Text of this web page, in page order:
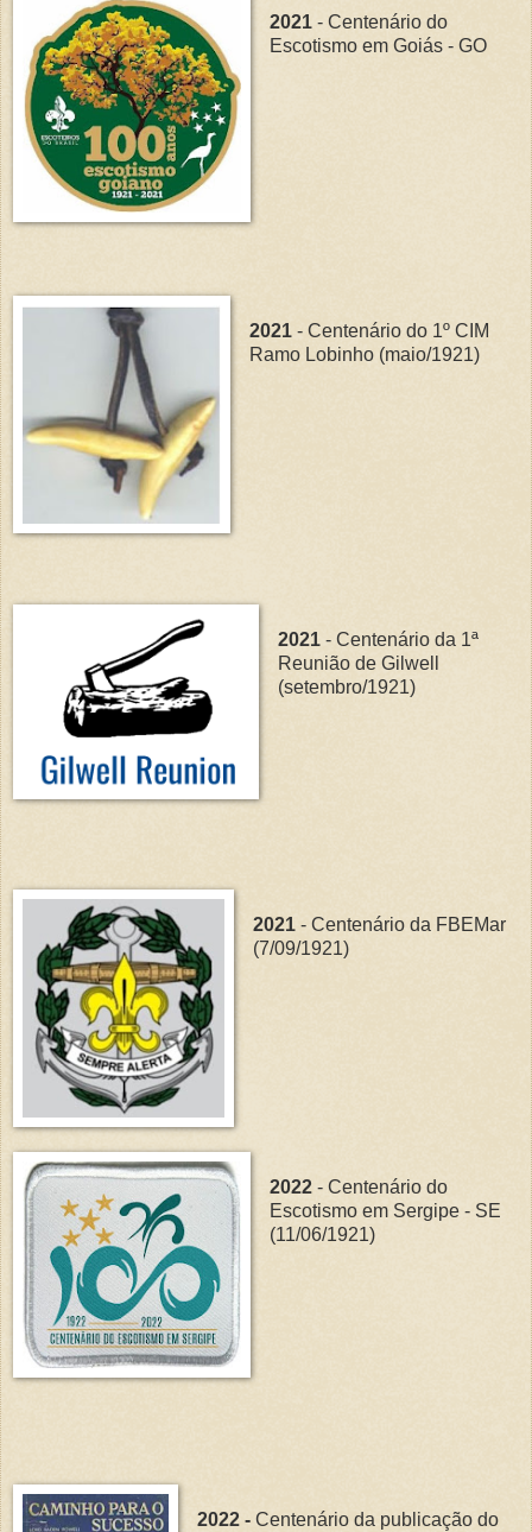
2021- Centenário do
Escotismo em Goiás - GO
2021- Centenário do 1º CIM
Ramo Lobinho (maio/1921)
2021- Centenário da 1ª
Reunião de Gilwell
(setembro/1921)
2021- Centenário da FBEMar
(7/09/1921)
2022- Centenário do
Escotismo em Sergipe - SE
(11/06/1921)
2022 - Centenário da publicação do